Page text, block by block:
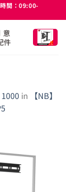
間：09:00-
in
【NB】